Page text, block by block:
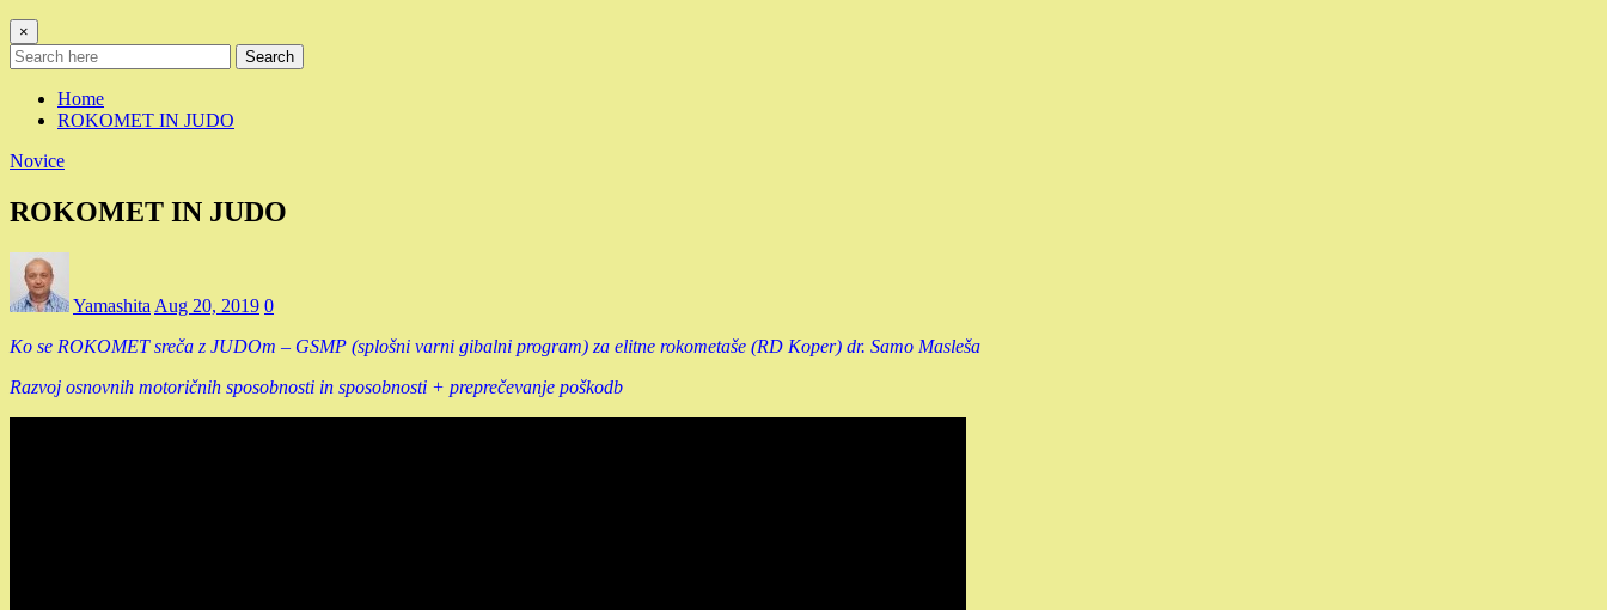
×
Search
Home
ROKOMET IN JUDO
Novice
ROKOMET IN JUDO
Yamashita Aug 20, 2019 0
Ko se ROKOMET sreča z JUDOm – GSMP (splošni varni gibalni program) za elitne rokometaše (RD Koper) dr. Samo Masleša
Razvoj osnovnih motoričnih sposobnosti in sposobnosti + preprečevanje poškodb